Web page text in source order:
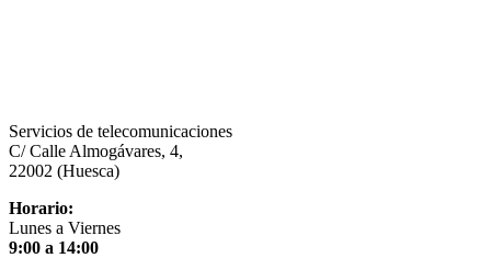
Servicios de telecomunicaciones
C/ Calle Almogávares, 4,
22002 (Huesca)
Horario:
Lunes a Viernes
9:00 a 14:00